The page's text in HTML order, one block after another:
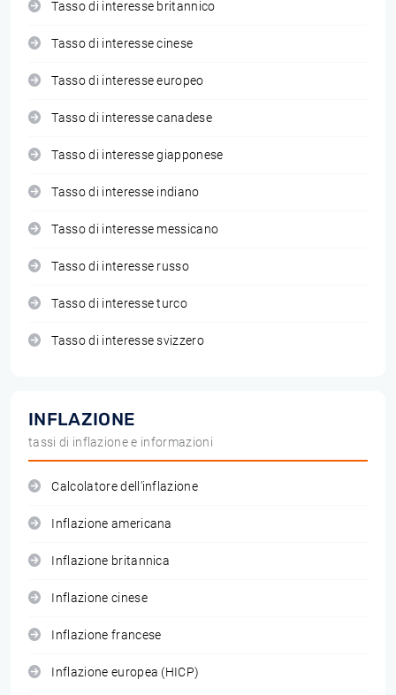
Tasso di interesse britannico
Tasso di interesse cinese
Tasso di interesse europeo
Tasso di interesse canadese
Tasso di interesse giapponese
Tasso di interesse indiano
Tasso di interesse messicano
Tasso di interesse russo
Tasso di interesse turco
Tasso di interesse svizzero
INFLAZIONE
tassi di inflazione e informazioni
Calcolatore dell'inflazione
Inflazione americana
Inflazione britannica
Inflazione cinese
Inflazione francese
Inflazione europea (HICP)